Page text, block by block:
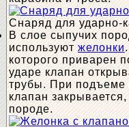
Снаряд для ударно-
В слое сыпучих
используют желонки
которого приварен
ударе клапан
трубы. При подъеме
клапан
породе.